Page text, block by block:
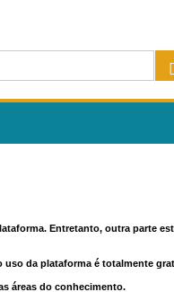
Entretanto, outra parte
uso da plataforma é totalmente
áreas do conhecimento.